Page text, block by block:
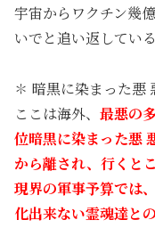
宇宙からワクチン幾
いでと追い返している
✽ 暗黒に染まった悪
ここは海外、 最悪の
位暗黒に染まった悪
から離され、行くと
現界の軍事予算では
化出来ない霊魂達との